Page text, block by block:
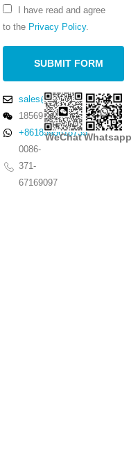
I have read and agree
to the Privacy Policy.
sales@winsensor.com
18569903598
+8618595618735
0086-
371-
67169097
WeChatWhatsapp